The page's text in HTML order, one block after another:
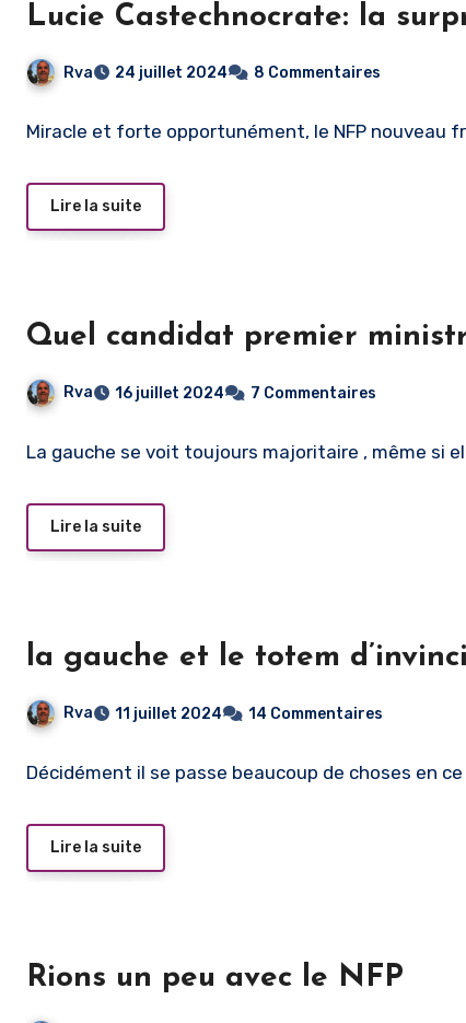
Lucie Castechnocrate: la
Rva 24 juillet 2024 8 Commentaires
Miracle et forte opportunément, le NFP nouveau
Lire la suite
Quel candidat premier
Rva 16 juillet 2024 7 Commentaires
La gauche se voit toujours majoritaire , même si
Lire la suite
la gauche et le totem
Rva 11 juillet 2024 14 Commentaires
Décidément il se passe beaucoup de choses en
Lire la suite
Rions un peu avec le NFP